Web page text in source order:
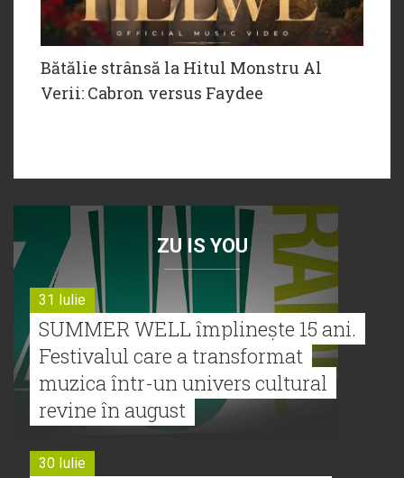
Bătălie strânsă la Hitul Monstru Al
Verii: Cabron versus Faydee
ZU IS YOU
31 Iulie
SUMMER WELL împlinește 15 ani.
Festivalul care a transformat
muzica într-un univers cultural
revine în august
30 Iulie